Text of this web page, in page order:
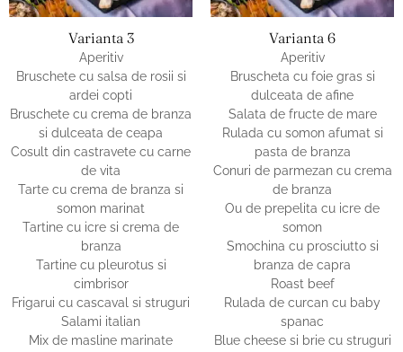
Varianta 3
Aperitiv
Bruschete cu salsa de rosii si
ardei copti
Bruschete cu crema de branza
si dulceata de ceapa
Cosult din castravete cu carne
de vita
Tarte cu crema de branza si
somon marinat
Tartine cu icre si crema de
branza
Tartine cu pleurotus si
cimbrisor
Frigarui cu cascaval si struguri
Salami italian
Mix de masline marinate
Varianta 6
Aperitiv
Bruscheta cu foie gras si
dulceata de afine
Salata de fructe de mare
Rulada cu somon afumat si
pasta de branza
Conuri de parmezan cu crema
de branza
Ou de prepelita cu icre de
somon
Smochina cu prosciutto si
branza de capra
Roast beef
Rulada de curcan cu baby
spanac
Blue cheese si brie cu struguri